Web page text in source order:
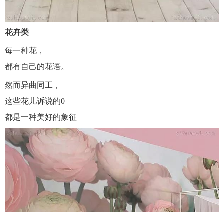
花卉类
每一种花，
都有自己的花语。
然而异曲同工，
这些花儿诉说的0
都是一种美好的象征